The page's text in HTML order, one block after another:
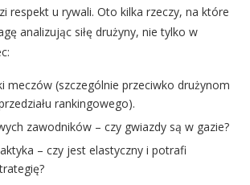
respekt u rywali. Oto kilka rzeczy, na które
analizując siłę drużyny, nie tylko w
meczów (szczególnie przeciwko drużynom
rankingowego).
zawodników – czy gwiazdy są w gazie?
– czy jest elastyczny i potrafi